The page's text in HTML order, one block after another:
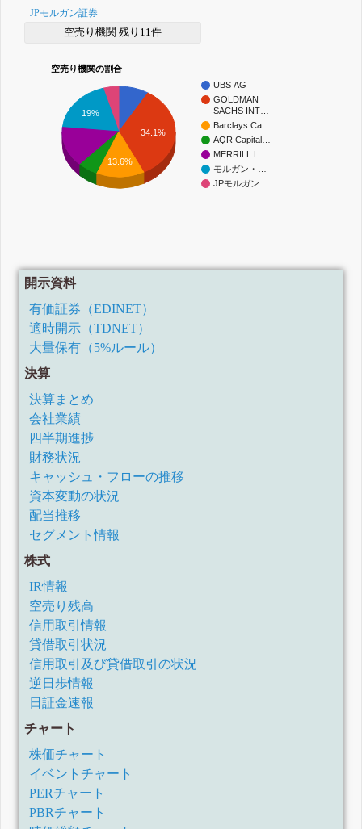
JPモルガン証券
空売り機関 残り11件
空売り機関の割合
UBS AG
GOLDMAN
SACHS INT…
Barclays Ca…
AQR Capital…
MERRILL L…
モルガン・…
JPモルガン…
34.1%
19%
13.6%
開示資料
有価証券（EDINET）
適時開示（TDNET）
大量保有（5%ルール）
決算
決算まとめ
会社業績
四半期進捗
財務状況
キャッシュ・フローの推移
資本変動の状況
配当推移
セグメント情報
株式
IR情報
空売り残高
信用取引情報
貸借取引状況
信用取引及び貸借取引の状況
逆日歩情報
日証金速報
チャート
株価チャート
イベントチャート
PERチャート
PBRチャート